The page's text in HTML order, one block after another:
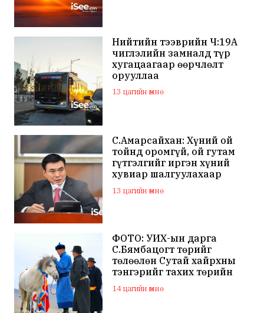
Нийтийн тээврийн Ч:19А
чиглэлийн замналд түр
хугацаагаар өөрчлөлт
орууллаа
13 цагийн өмнө
С.Амарсайхан: Хүний ой
тойнд оромгүй, ой гутам
гүтгэлгийг иргэн хүний
хувиар шалгуулахаар
хуулийн байгууллагад
хандсан
13 цагийн өмнө
ФОТО: УИХ-ын дарга
С.Бямбацогт төрийг
төлөөлөн Сутай хайрхны
тэнгэрийг тахих төрийн
тахилгад оролцлоо
14 цагийн өмнө